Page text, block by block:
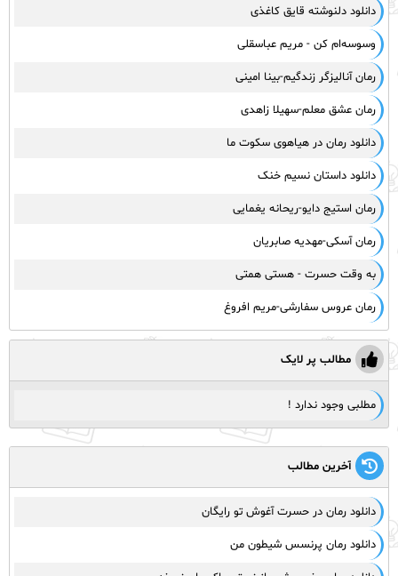
دانلود دلنوشته قایق کاغذی
وسوسه‌ام کن - مریم عباسقلی
رمان آنالیزگر زندگیم-بینا امینی
رمان عشق معلم-سهیلا زاهدی
دانلود رمان در هیاهوی سکوت ما
دانلود داستان نسیم خنک
رمان استیج دایو-ریحانه یغمایی
رمان آسکی-مهدیه صابریان
به وقت حسرت - هستی همتی
رمان عروس سفارشی-مریم افروغ
مطالب پر لایک
مطلبی وجود ندارد !
آخرین مطالب
دانلود رمان در حسرت آغوش تو رایگان
دانلود رمان پرنسس شیطون من